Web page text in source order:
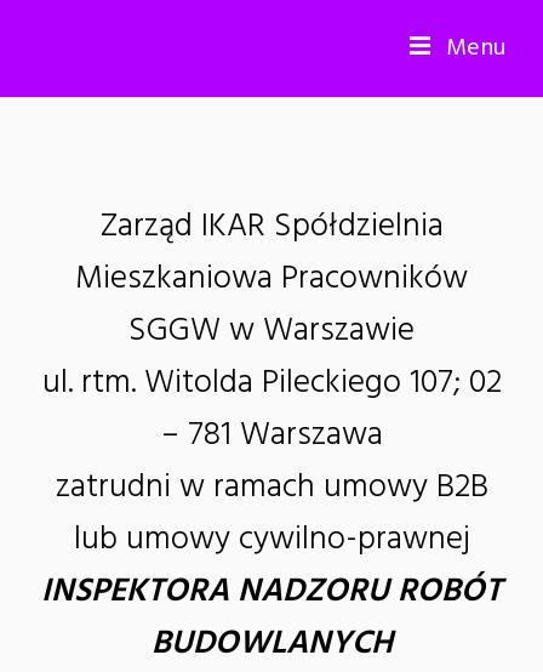
Menu
Zarząd IKAR Spółdzielnia
Mieszkaniowa Pracowników
SGGW w Warszawie
ul. rtm. Witolda Pileckiego 107; 02
– 781 Warszawa
zatrudni w ramach umowy B2B
lub umowy cywilno-prawnej
INSPEKTORA NADZORU ROBÓT
BUDOWLANYCH